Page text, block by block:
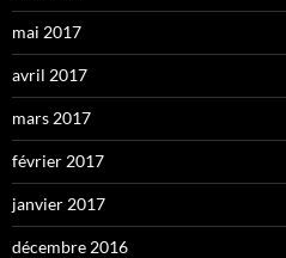
mai 2017
avril 2017
mars 2017
février 2017
janvier 2017
décembre 2016